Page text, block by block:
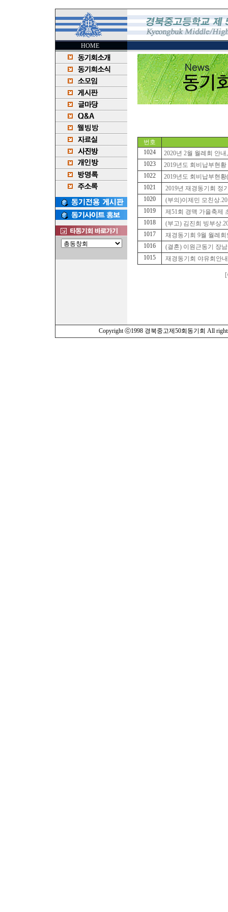
HOME
번호
1024
2020년 2월 월례회 안내
1023
2019년도 회비납부현황
1022
2019년도 회비납부현황
1021
2019년 재경동기회 정
1020
(부의)이제민 모친상
1019
제51회 경맥 가을축제
1018
(부고) 김진희 빙부상
1017
재경동기회 9월 월례회
1016
(결혼) 이원근동기 장남
1015
재경동기회 야유회안내
Copyright ⓒ1998 경북중고제50회동기회 All